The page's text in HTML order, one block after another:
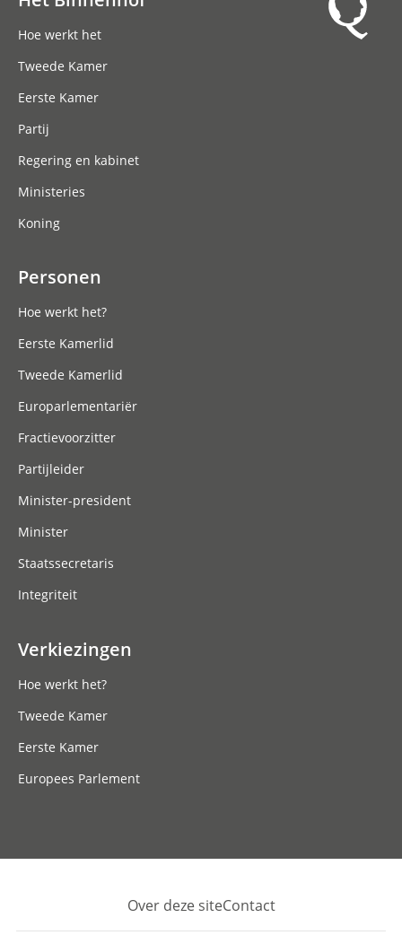
Hoe werkt het
Tweede Kamer
Eerste Kamer
Partij
Regering en kabinet
Ministeries
Koning
Personen
Hoe werkt het?
Eerste Kamerlid
Tweede Kamerlid
Europarlementariër
Fractievoorzitter
Partijleider
Minister-president
Minister
Staatssecretaris
Integriteit
Verkiezingen
Hoe werkt het?
Tweede Kamer
Eerste Kamer
Europees Parlement
Footer
Over deze siteContact